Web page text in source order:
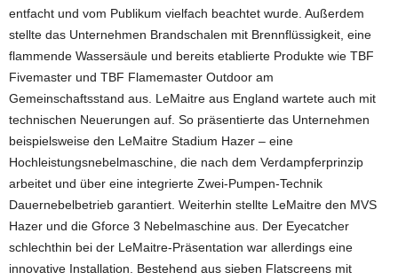
entfacht und vom Publikum vielfach beachtet wurde. Außerdem
stellte das Unternehmen Brandschalen mit Brennflüssigkeit, eine
flammende Wassersäule und bereits etablierte Produkte wie TBF
Fivemaster und TBF Flamemaster Outdoor am
Gemeinschaftsstand aus. LeMaitre aus England wartete auch mit
technischen Neuerungen auf. So präsentierte das Unternehmen
beispielsweise den LeMaitre Stadium Hazer – eine
Hochleistungsnebelmaschine, die nach dem Verdampferprinzip
arbeitet und über eine integrierte Zwei-Pumpen-Technik
Dauernebelbetrieb garantiert. Weiterhin stellte LeMaitre den MVS
Hazer und die Gforce 3 Nebelmaschine aus. Der Eyecatcher
schlechthin bei der LeMaitre-Präsentation war allerdings eine
innovative Installation. Bestehend aus sieben Flatscreens mit